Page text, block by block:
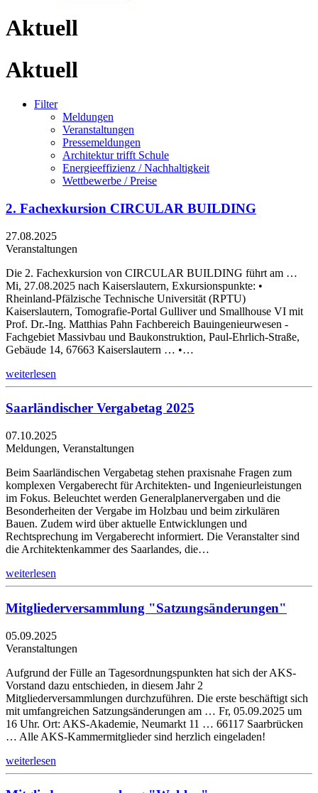
Aktuell
Aktuell
Filter
Meldungen
Veranstaltungen
Pressemeldungen
Architektur trifft Schule
Energieeffizienz / Nachhaltigkeit
Wettbewerbe / Preise
2. Fachexkursion CIRCULAR BUILDING
27.08.2025
Veranstaltungen
Die 2. Fachexkursion von CIRCULAR BUILDING führt am …
Mi, 27.08.2025 nach Kaiserslautern, Exkursionspunkte: •
Rheinland-Pfälzische Technische Universität (RPTU)
Kaiserslautern, Tomografie-Portal Gulliver und Smallhouse VI mit
Prof. Dr.-Ing. Matthias Pahn Fachbereich Bauingenieurwesen -
Fachgebiet Massivbau und Baukonstruktion, Paul-Ehrlich-Straße,
Gebäude 14, 67663 Kaiserslautern … •…
weiterlesen
Saarländischer Vergabetag 2025
07.10.2025
Meldungen, Veranstaltungen
Beim Saarländischen Vergabetag stehen praxisnahe Fragen zum
komplexen Vergaberecht für Architekten- und Ingenieurleistungen
im Fokus. Beleuchtet werden Generalplanervergaben und die
Besonderheiten der Vergabe im Holzbau und beim zirkulären
Bauen. Zudem wird über aktuelle Entwicklungen und
Rechtsprechung im Vergaberecht informiert. Die Veranstalter sind
die Architektenkammer des Saarlandes, die…
weiterlesen
Mitgliederversammlung "Satzungsänderungen"
05.09.2025
Veranstaltungen
Aufgrund der Fülle an Tagesordnungspunkten hat sich der AKS-
Vorstand dazu entschieden, in diesem Jahr 2
Mitgliederversammlungen durchzuführen. Die erste beschäftigt sich
mit umfangreichen Satzungsänderungen am … Fr, 05.09.2025 um
16 Uhr. Ort: AKS-Akademie, Neumarkt 11 … 66117 Saarbrücken
… Alle AKS-Kammermitglieder sind herzlich eingeladen!
weiterlesen